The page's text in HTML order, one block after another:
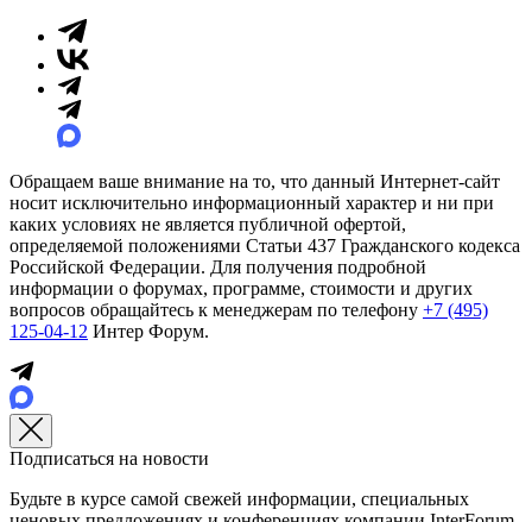
Обращаем ваше внимание на то, что данный Интернет-сайт
носит исключительно информационный характер и ни при
каких условиях не является публичной офертой,
определяемой положениями Статьи 437 Гражданского кодекса
Российской Федерации. Для получения подробной
информации о форумах, программе, стоимости и других
вопросов обращайтесь к менеджерам по телефону +7 (495)
125-04-12 Интер Форум.
Подписаться на новости
Будьте в курсе самой свежей информации, специальных